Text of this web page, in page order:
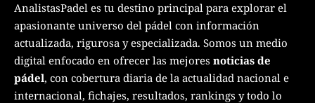
AnalistasPadel es tu destino principal para explorar el
apasionante universo del pádel con información
actualizada, rigurosa y especializada. Somos un medio
digital enfocado en ofrecer las mejores noticias de
pádel, con cobertura diaria de la actualidad nacional e
internacional, fichajes, resultados, rankings y todo lo